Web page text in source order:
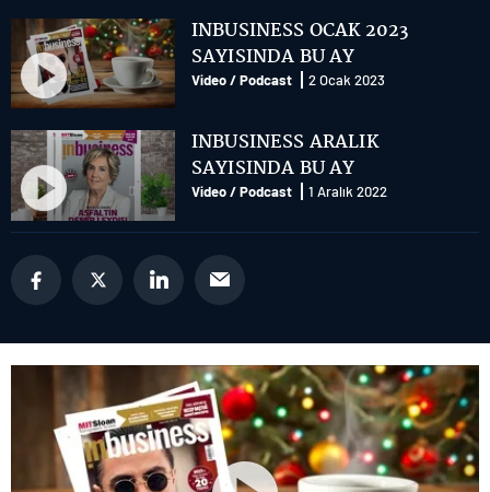
INBUSINESS OCAK 2023
SAYISINDA BU AY
Video / Podcast 2 Ocak 2023
INBUSINESS ARALIK
SAYISINDA BU AY
Video / Podcast 1 Aralık 2022
Future of Technology webinar
serisi “Yeni Normalde Siber
Güvenlik” webinarı: Panel
Future of Technology webinar
serisi “Yeni Normalde Siber
Güvenlik” webinarı: Özel
Oturum - Dr. Ali Taha Koç
Video / Podcast 6 Temmuz 2022
Future of Technology webinar